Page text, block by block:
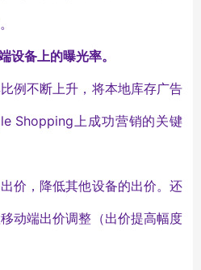
设备上的曝光率。
例不断上升，将本地库存广告
Shopping上成功营销的关键
价，降低其他设备的出价。还
动端出价调整（出价提高幅度